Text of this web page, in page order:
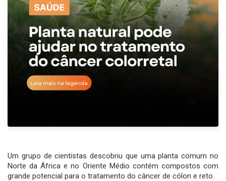
Um grupo de cientistas descobriu que uma planta comum no
Norte da África e no Oriente Médio contém compostos com
grande potencial para o tratamento do câncer de cólon e reto.